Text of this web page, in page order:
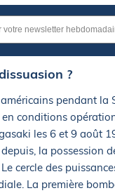
?
pendant la
conditions
les 6 et 9 août
la possession
cercle des
La première